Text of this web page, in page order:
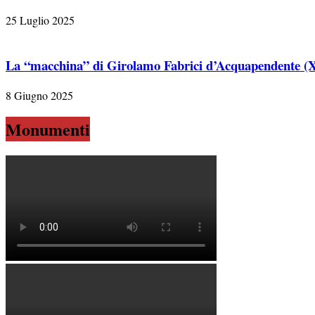
25 Luglio 2025
La “macchina” di Girolamo Fabrici d’Acquapendente
8 Giugno 2025
Monumenti